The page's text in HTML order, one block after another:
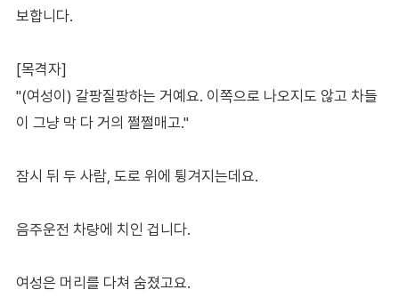
보합니다.
[목격자]
"(여성이) 갈팡질팡하는 거예요. 이쪽으로 나오지도 않고 차들
이 그냥 막 다 거의 쩔쩔매고."
잠시 뒤 두 사람, 도로 위에 튕겨지는데요.
음주운전 차량에 치인 겁니다.
여성은 머리를 다쳐 숨졌고요.